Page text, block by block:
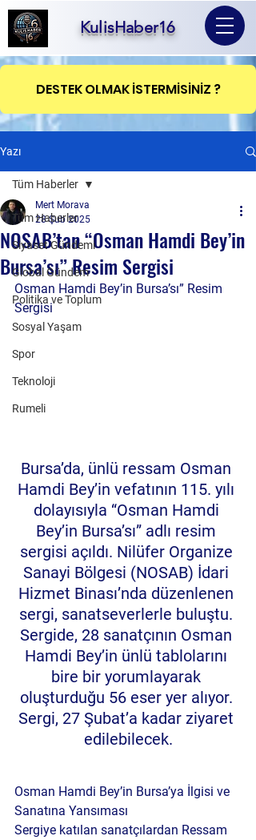
KulisHaber16
DESTEK OLMAK İSTERMİSİNİZ ?
Yazı
Tüm Haberler
Siyaset Gündemi
Global Gündem
Politika ve Toplum
Sosyal Yaşam
Spor
Teknoloji
Rumeli
Tüm Haberler
NOSAB’tan “Osman Hamdi Bey’in
Bursa’sı” Resim Sergisi
Mert Morava
28 Şub 2025
Osman Hamdi Bey’in Bursa’sı” Resim
Sergisi
Bursa’da, ünlü ressam Osman
Hamdi Bey’in vefatının 115. yılı
dolayısıyla “Osman Hamdi
Bey’in Bursa’sı” adlı resim
sergisi açıldı. Nilüfer Organize
Sanayi Bölgesi (NOSAB) İdari
Hizmet Binası’nda düzenlenen
sergi, sanatseverlerle buluştu.
Sergide, 28 sanatçının Osman
Hamdi Bey’in ünlü tablolarını
bire bir yorumlayarak
oluşturduğu 56 eser yer alıyor.
Sergi, 27 Şubat’a kadar ziyaret
edilebilecek.
Osman Hamdi Bey’in Bursa’ya İlgisi ve
Sanatına Yansıması
Sergiye katılan sanatçılardan Ressam